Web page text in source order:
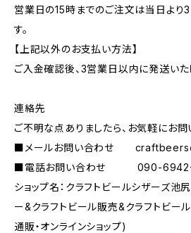
営業日の15時までのご注文は当日より
す。
【上記以外のお支払い方法】
ご入金確認後、3営業日以内に発送いた
連絡先
ご不明な点ありましたら、お気軽にお問
■メールお問い合わせ
■電話お問い合わせ 090-6942ｰ
ショップ名：クラフトビールシザーズ池
ー&クラフトビール販売&クラフトビー
通販・オンラインショップ)